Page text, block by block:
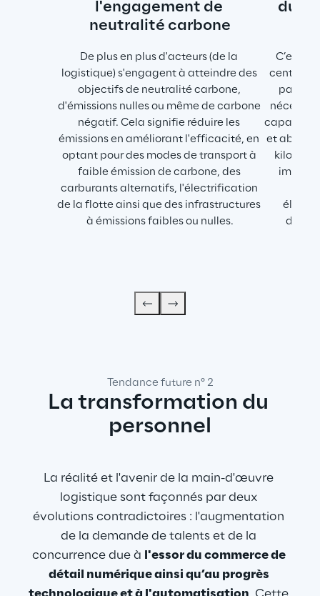
l'engagement de
neutralité carbone
De plus en plus d'acteurs (de la
logistique) s'engagent à atteindre des
objectifs de neutralité carbone,
d'émissions nulles ou même de carbone
négatif. Cela signifie réduire les
émissions en améliorant l'efficacité, en
optant pour des modes de transport à
faible émission de carbone, des
carburants alternatifs, l'électrification
de la flotte ainsi que des infrastructures
à émissions faibles ou nulles.
C’est
centres-
capacités
et
Tendance future n° 2
La transformation du
personnel
La réalité et l'avenir de la main-d'œuvre
logistique sont façonnés par deux
évolutions contradictoires : l'augmentation
de la demande de talents et de la
concurrence due à l'essor du commerce de
détail numérique ainsi qu’au progrès